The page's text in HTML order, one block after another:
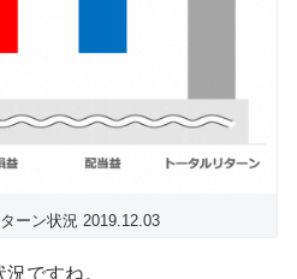
ーン状況 2019.12.03
ですね。